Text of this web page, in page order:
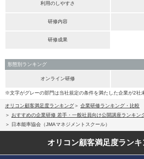
利用のしやすさ
研修内容
研修成果
形態別ランキング
オンライン研修
※文字がグレーの部門は当社規定の条件を満たした企業が2社
オリコン顧客満足度ランキング
企業研修ランキング・比較
おすすめの企業研修 若手・一般社員向け公開講座ランキン
日本能率協会（JMAマネジメントスクール）
オリコン顧客満足度ラン